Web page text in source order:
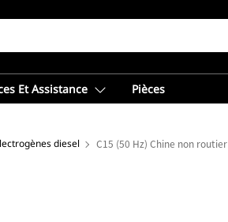
Et Assistance Pièces
diesel C15 (50 Hz) Chine non routier